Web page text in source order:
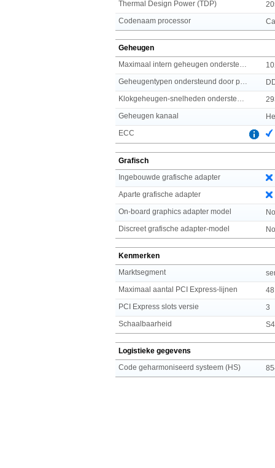
Thermal Design Power (TDP)
Codenaam processor
Geheugen
Geheugen kanaal
ECC
Grafisch
Ingebouwde grafische adapter
Aparte grafische adapter
On-board graphics adapter model
Discreet grafische adapter-model
Kenmerken
Marktsegment
Maximaal aantal PCI Express-lijnen
48
PCI Express slots versie
3
Schaalbaarheid
Logistieke gegevens
Code geharmoniseerd systeem (HS)